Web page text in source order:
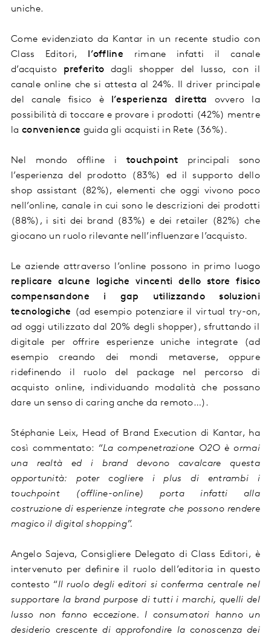
uniche.
Come evidenziato da Kantar in un recente studio con
Class Editori, l’offline rimane infatti il canale
d’acquisto preferito
dagli shopper del lusso, con il
canale online che si attesta al 24%. Il driver principale
del canale fisico è l’esperienza diretta ovvero la
possibilità di toccare e provare i prodotti (42%) mentre
la convenience guida gli acquisti in Rete (36%).
Nel mondo offline itouchpoint
principali sono
l’esperienza del prodotto (83%) ed il supporto dello
shop assistant (82%), elementi che oggi vivono poco
nell’online, canale in cui sono le descrizioni dei prodotti
(88%), i siti dei brand (83%) e dei retailer (82%)che
giocano un ruolo rilevante nell’influenzare l’acquisto.
Le aziendeattraverso l’online possono in primo luogo
replicare alcune logiche vincenti dellostore fisico
compensandone i gap utilizzando soluzioni
tecnologiche
(ad esempiopotenziare il virtual try-on,
ad oggi utilizzato dal 20% degli shopper) , sfruttando il
digitale per offrire esperienze uniche integrate (ad
esempio creando dei mondi metaverse,oppure
ridefinendo il ruolo del package nel percorso di
acquisto online, individuando modalitàche possano
dare un senso di caring anche da remoto…).
Stéphanie Leix, Head of Brand Execution di Kantar, ha
cosìcommentato: “La compenetrazione O2O è ormai
una realtà ed i brand devono cavalcare questa
opportunità: poter cogliere i plus di entrambi i
touchpoint
(offline-online)portainfatti alla
costruzione di esperienze integrate che possono rendere
magicoil digital shopping”.
Angelo Sajeva, Consigliere Delegato di Class Editori, è
intervenuto perdefinire il ruolo dell’editoria in questo
contesto “Il ruolo degli editori si conferma centrale nel
supportare la brand purpose di tutti i marchi, quelli del
lusso non fanno eccezione. I consumatori hanno un
desiderio crescente di approfondire la conoscenza dei